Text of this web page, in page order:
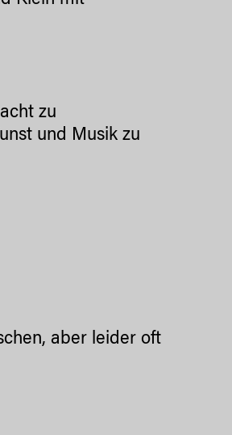
zu
und Musik zu
aber leider oft